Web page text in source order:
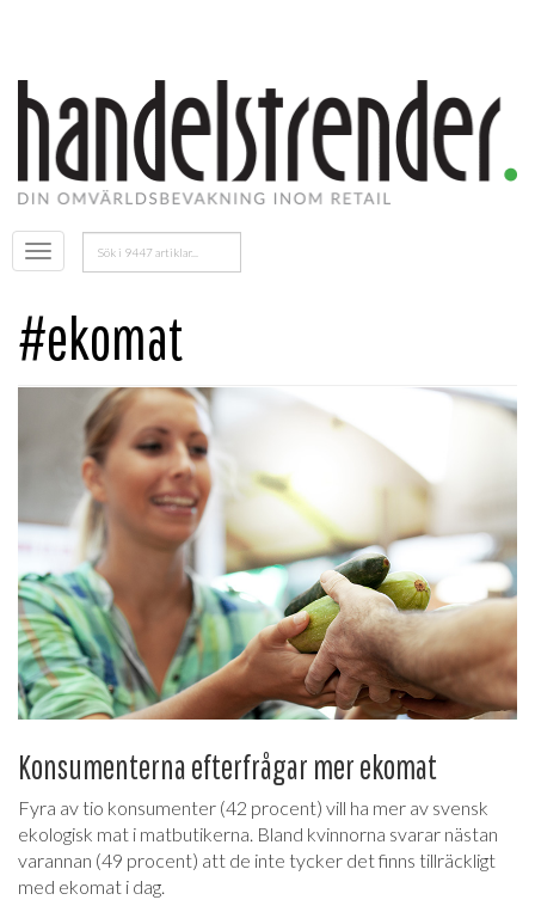
Öppna
menyn
Sök
efter:
#ekomat
Konsumenterna efterfrågar mer ekomat
Fyra av tio konsumenter (42 procent) vill ha mer av svensk
ekologisk mat i matbutikerna. Bland kvinnorna svarar nästan
varannan (49 procent) att de inte tycker det finns tillräckligt
med ekomat i dag.